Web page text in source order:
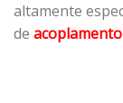
altamente
de